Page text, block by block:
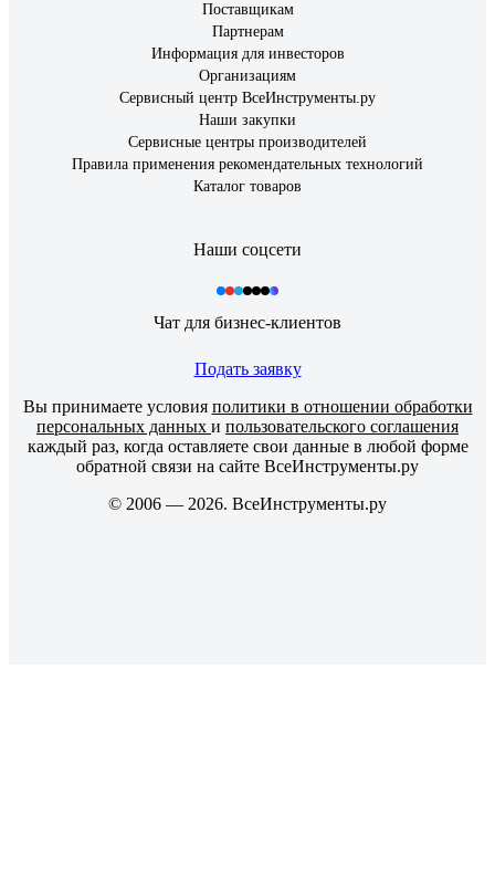
Поставщикам
Партнерам
Информация для инвесторов
Организациям
Сервисный центр ВсеИнструменты.ру
Наши закупки
Сервисные центры производителей
Правила применения рекомендательных технологий
Каталог товаров
Наши соцсети
Чат для бизнес-клиентов
Подать заявку
Вы принимаете условия политики в отношении обработки
персональных данных и пользовательского соглашения
каждый раз, когда оставляете свои данные в любой форме
обратной связи на сайте ВсеИнструменты.ру
© 2006 — 2026. ВсеИнструменты.ру